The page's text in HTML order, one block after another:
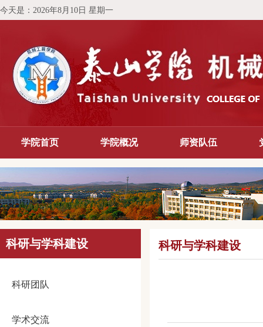
今天是： 2026年8月10日 星期一
学院首页 学院概况 师资队伍
科研与学科建设
科研团队
学术交流
科研与学科建设